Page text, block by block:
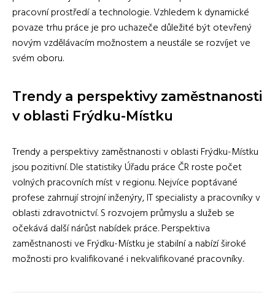
pracovní prostředí a technologie. Vzhledem k dynamické
povaze trhu práce je pro uchazeče důležité být otevřený
novým vzdělávacím možnostem a neustále se rozvíjet ve
svém oboru.
Trendy a perspektivy zaměstnanosti
v oblasti Frýdku-Místku
Trendy a perspektivy zaměstnanosti v oblasti Frýdku-Místku
jsou pozitivní. Dle statistiky Úřadu práce ČR roste počet
volných pracovních míst v regionu. Nejvíce poptávané
profese zahrnují strojní inženýry, IT specialisty a pracovníky v
oblasti zdravotnictví. S rozvojem průmyslu a služeb se
očekává další nárůst nabídek práce. Perspektiva
zaměstnanosti ve Frýdku-Místku je stabilní a nabízí široké
možnosti pro kvalifikované i nekvalifikované pracovníky.